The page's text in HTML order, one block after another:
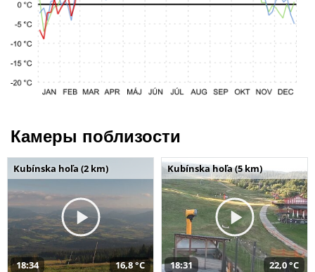
Камеры поблизости
Kubínska hoľa (2 km)
18:34 16,8 °C
Kubínska hoľa (5 km)
18:31 22,0 °C